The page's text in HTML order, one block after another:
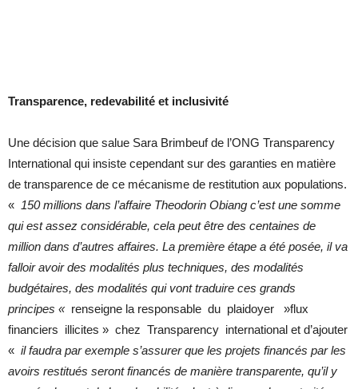
Transparence, redevabilité et inclusivité
Une décision que salue Sara Brimbeuf de l’ONG Transparency
International qui insiste cependant sur des garanties en matière
de transparence de ce mécanisme de restitution aux populations.
« 150 millions dans l’affaire Theodorin Obiang c’est une somme
qui est assez considérable, cela peut être des centaines de
million dans d’autres affaires. La première étape a été posée, il va
falloir avoir des modalités plus techniques, des modalités
budgétaires, des modalités qui vont traduire ces grands
principes « renseigne la responsable du plaidoyer »flux
financiers illicites » chez Transparency international et d’ajouter
« il faudra par exemple s’assurer que les projets financés par les
avoirs restitués seront financés de manière transparente, qu’il y